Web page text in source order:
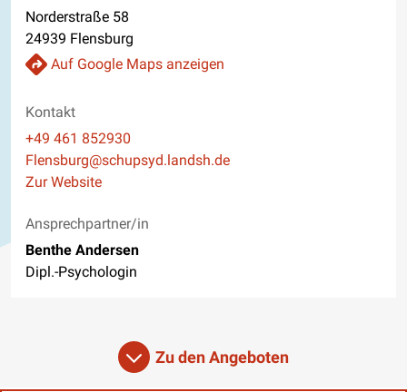
Norderstraße 58
24939 Flensburg
Auf Google Maps anzeigen
Kontakt
Telefon
+49 461 852930
E-Mail
Flensburg@schupsyd.landsh.de
Website
Zur Website
Ansprechpartner/in
Benthe Andersen
Dipl.-Psychologin
Zu den Angeboten